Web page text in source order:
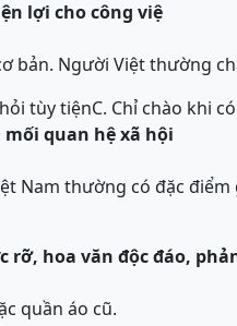
lợi cho công việ
bản. Người Việt thường
tùy tiệnC. Chỉ chào khi
quan hệ xã hội
Nam thường có đặc điểm
rỡ, hoa văn độc đáo,
quần áo cũ.